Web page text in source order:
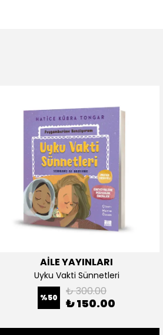
AİLE YAYINLARI
Uyku Vakti Sünnetleri
%50 ₺ 300.00
₺ 150.00